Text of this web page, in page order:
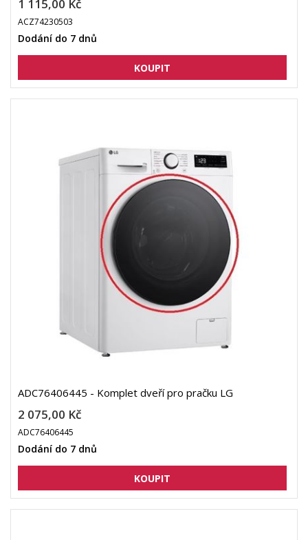
1 115,00 Kč
ACZ74230503
Dodání do 7 dnů
ADC76406445 - Komplet dveří pro pračku LG
2 075,00 Kč
ADC76406445
Dodání do 7 dnů